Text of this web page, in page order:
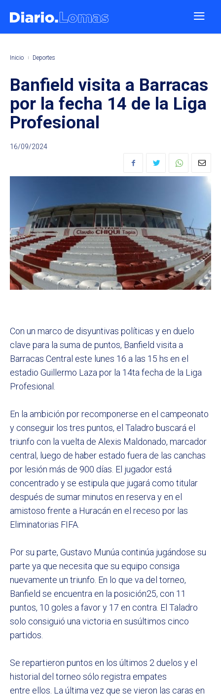
Inicio Deportes
Banfield visita a Barracas
por la fecha 14 de la Liga
Profesional
16/09/2024
Con un marco de disyuntivas políticas y en duelo
clave para la suma de puntos, Banfield visita a
Barracas Central este lunes 16 a las 15 hs en el
estadio Guillermo Laza por la 14ta fecha de la Liga
Profesional.
En la ambición por recomponerse en el campeonato
y conseguir los tres puntos, el Taladro buscará el
triunfo con la vuelta de Alexis Maldonado, marcador
central, luego de haber estado fuera de las canchas
por lesión más de 900 días. El jugador está
concentrado y se estipula que jugará como titular
después de sumar minutos en reserva y en el
amistoso frente a Huracán en el receso por las
Eliminatorias FIFA.
Por su parte, Gustavo Munúa continúa jugándose su
parte ya que necesita que su equipo consiga
nuevamente un triunfo. En lo que va del torneo,
Banfield se encuentra en la posición25, con 11
puntos, 10 goles a favor y 17 en contra. El Taladro
solo consiguió una victoria en susúltimos cinco
partidos.
Se repartieron puntos en los últimos 2 duelos y el
historial del torneo sólo registra empates
entre ellos. La última vez que se vieron las caras en